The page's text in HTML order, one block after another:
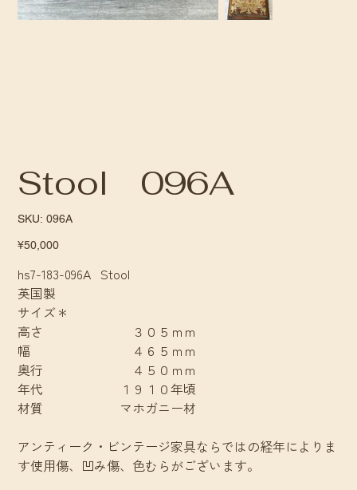
Stool 096A
SKU: SKU
096A
096A
Price
¥50,000
hs7-183-096A Stool
英国製
サイズ＊
高さ ３０５ｍｍ
幅 ４６５ｍｍ
奥行 ４５０ｍｍ
年代 １９１０年頃
材質 マホガニー材
アンティーク・ビンテージ家具ならではの経年によりま
す使用傷、凹み傷、色むらがございます。